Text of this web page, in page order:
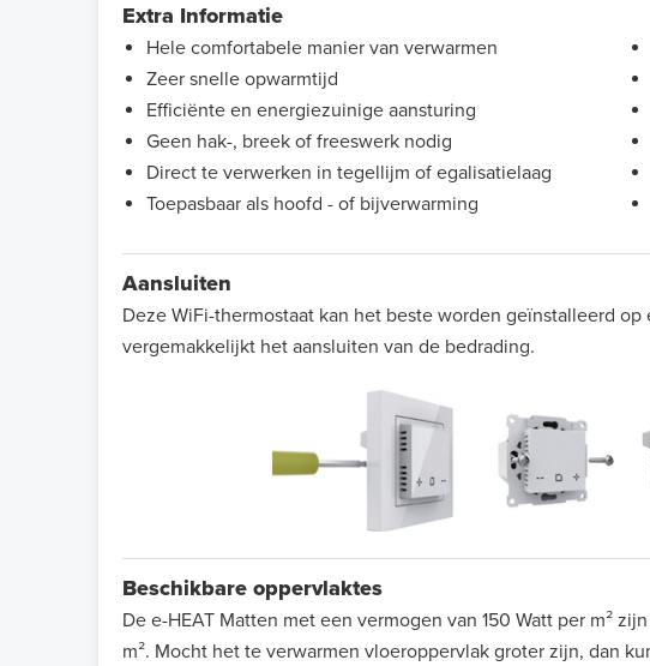
Extra Informatie
Hele comfortabele manier van verwarmen
Zeer snelle opwarmtijd
Efficiënte en energiezuinige aansturing
Geen hak-, breek of freeswerk nodig
Direct te verwerken in tegellijm of egalisatielaag
Toepasbaar als hoofd - of bijverwarming
Aansluiten
Deze WiFi-thermostaat kan het beste worden geïnstalleerd
vergemakkelijkt het aansluiten van de bedrading.
Beschikbare oppervlaktes
De e-HEAT Matten met een vermogen van 150 Watt per m²
m². Mocht het te verwarmen vloeroppervlak groter zijn, dan